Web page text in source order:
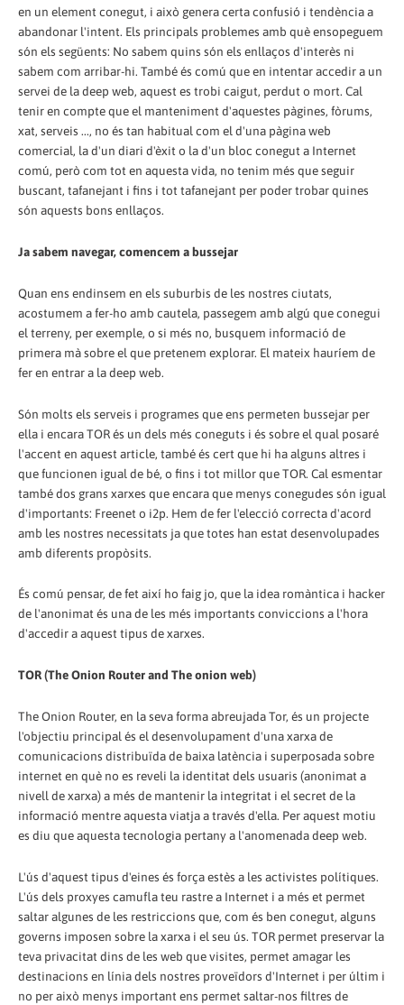
en un element conegut, i això genera certa confusió i tendència a
abandonar l'intent. Els principals problemes amb què ensopeguem
són els següents: No sabem quins són els enllaços d'interès ni
sabem com arribar-hi. També és comú que en intentar accedir a un
servei de la deep web, aquest es trobi caigut, perdut o mort. Cal
tenir en compte que el manteniment d'aquestes pàgines, fòrums,
xat, serveis ..., no és tan habitual com el d'una pàgina web
comercial, la d'un diari d'èxit o la d'un bloc conegut a Internet
comú, però com tot en aquesta vida, no tenim més que seguir
buscant, tafanejant i fins i tot tafanejant per poder trobar quines
són aquests bons enllaços.
Ja sabem navegar, comencem a bussejar
Quan ens endinsem en els suburbis de les nostres ciutats,
acostumem a fer-ho amb cautela, passegem amb algú que conegui
el terreny, per exemple, o si més no, busquem informació de
primera mà sobre el que pretenem explorar. El mateix hauríem de
fer en entrar a la deep web.
Són molts els serveis i programes que ens permeten bussejar per
ella i encara TOR és un dels més coneguts i és sobre el qual posaré
l'accent en aquest article, també és cert que hi ha alguns altres i
que funcionen igual de bé, o fins i tot millor que TOR. Cal esmentar
també dos grans xarxes que encara que menys conegudes són igual
d'importants: Freenet o i2p. Hem de fer l'elecció correcta d'acord
amb les nostres necessitats ja que totes han estat desenvolupades
amb diferents propòsits.
És comú pensar, de fet així ho faig jo, que la idea romàntica i hacker
de l'anonimat és una de les més importants conviccions a l'hora
d'accedir a aquest tipus de xarxes.
TOR (The Onion Router and The onion web)
The Onion Router, en la seva forma abreujada Tor, és un projecte
l'objectiu principal és el desenvolupament d'una xarxa de
comunicacions distribuïda de baixa latència i superposada sobre
internet en què no es reveli la identitat dels usuaris (anonimat a
nivell de xarxa) a més de mantenir la integritat i el secret de la
informació mentre aquesta viatja a través d'ella. Per aquest motiu
es diu que aquesta tecnologia pertany a l'anomenada deep web.
L'ús d'aquest tipus d'eines és força estès a les activistes polítiques.
L'ús dels proxyes camufla teu rastre a Internet i a més et permet
saltar algunes de les restriccions que, com és ben conegut, alguns
governs imposen sobre la xarxa i el seu ús. TOR permet preservar la
teva privacitat dins de les web que visites, permet amagar les
destinacions en línia dels nostres proveïdors d'Internet i per últim i
no per això menys important ens permet saltar-nos filtres de